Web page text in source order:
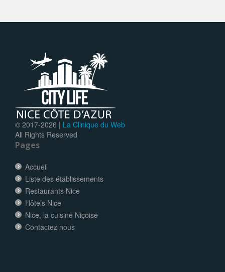
© 2017-2026 | La Clinique du Web
All Rights Reserved
Pages
Accueil
Liste des établissements
Restaurants Nice
Hôtels Nice
Nice, la cuisine Niçoise
Contactez nous